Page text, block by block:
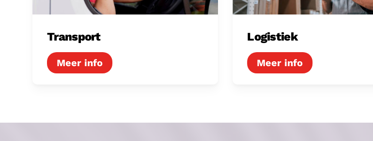
Transport Logistiek